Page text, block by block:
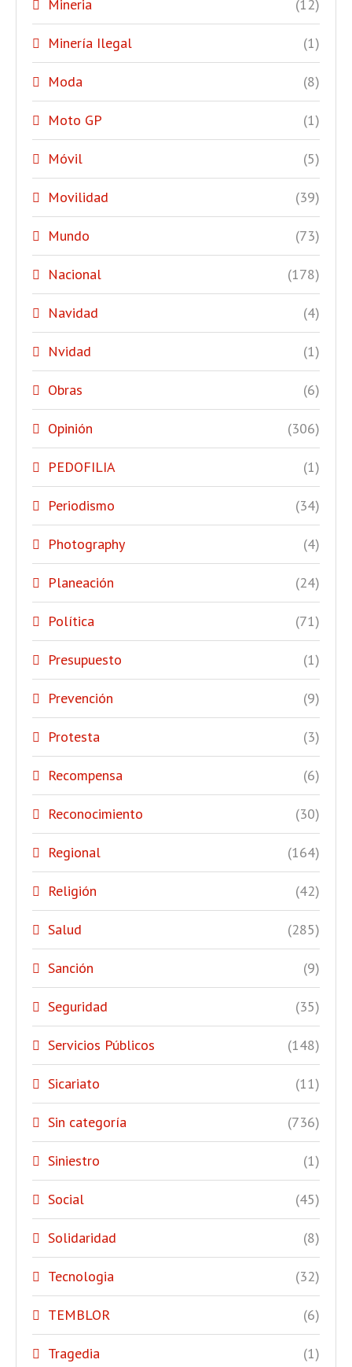
Mineria (12)
Minería Ilegal (1)
Moda (8)
Moto GP (1)
Móvil (5)
Movilidad (39)
Mundo (73)
Nacional (178)
Navidad (4)
Nvidad (1)
Obras (6)
Opinión (306)
PEDOFILIA (1)
Periodismo (34)
Photography (4)
Planeación (24)
Política (71)
Presupuesto (1)
Prevención (9)
Protesta (3)
Recompensa (6)
Reconocimiento (30)
Regional (164)
Religión (42)
Salud (285)
Sanción (9)
Seguridad (35)
Servicios Públicos (148)
Sicariato (11)
Sin categoría (736)
Siniestro (1)
Social (45)
Solidaridad (8)
Tecnologia (32)
TEMBLOR (6)
Tragedia (1)